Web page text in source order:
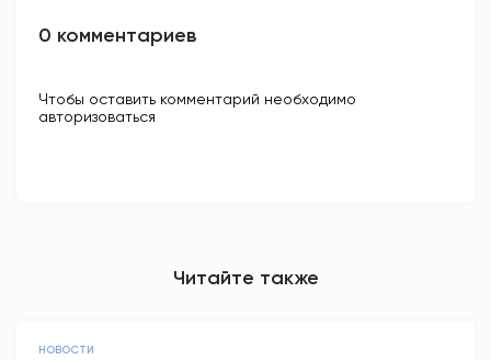
0 комментариев
Чтобы оставить комментарий необходимо
авторизоваться
Читайте также
НОВОСТИ